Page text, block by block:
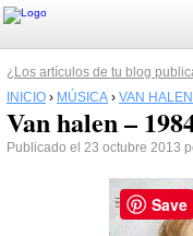
¿Los artículos de tu blog
INICIO › MÚSICA › VAN HALEN
Van halen –
Publicado el 23 octubre 2013
Save